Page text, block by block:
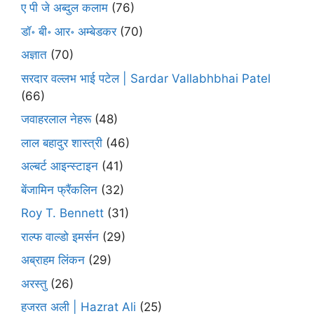
ए पी जे अब्दुल कलाम (76)
डॉ॰ बी॰ आर॰ अम्बेडकर(70)
अज्ञात (70)
सरदार वल्लभ भाई पटेल | Sardar Vallabhbhai Patel
(66)
जवाहरलाल नेहरू(48)
लाल बहादुर शास्त्री (46)
अल्बर्ट आइन्स्टाइन (41)
बेंजामिन फ्रैंकलिन (32)
Roy T. Bennett (31)
राल्फ वाल्डो इमर्सन (29)
अब्राहम लिंकन (29)
अरस्तु (26)
हजरत अली | Hazrat Ali (25)